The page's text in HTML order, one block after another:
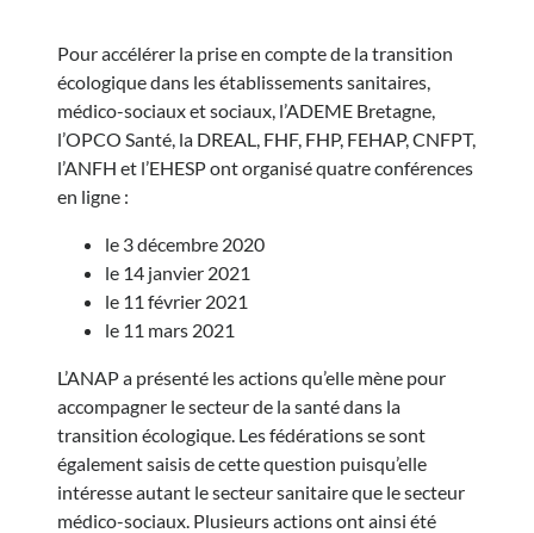
Pour accélérer la prise en compte de la transition
écologique dans les établissements sanitaires,
médico-sociaux et sociaux, l’ADEME Bretagne,
l’OPCO Santé, la DREAL, FHF, FHP, FEHAP, CNFPT,
l’ANFH et l’EHESP ont organisé quatre conférences
en ligne :
le 3 décembre 2020
le 14 janvier 2021
le 11 février 2021
le 11 mars 2021
L’ANAP a présenté les actions qu’elle mène pour
accompagner le secteur de la santé dans la
transition écologique. Les fédérations se sont
également saisis de cette question puisqu’elle
intéresse autant le secteur sanitaire que le secteur
médico-sociaux. Plusieurs actions ont ainsi été